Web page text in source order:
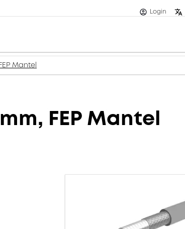
Login
Mantel
FEP Mantel